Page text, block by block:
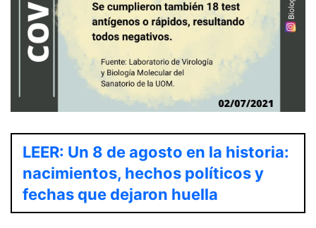
LEER: Un 8 de agosto en la historia:
nacimientos, hechos políticos y
fechas que dejaron huella